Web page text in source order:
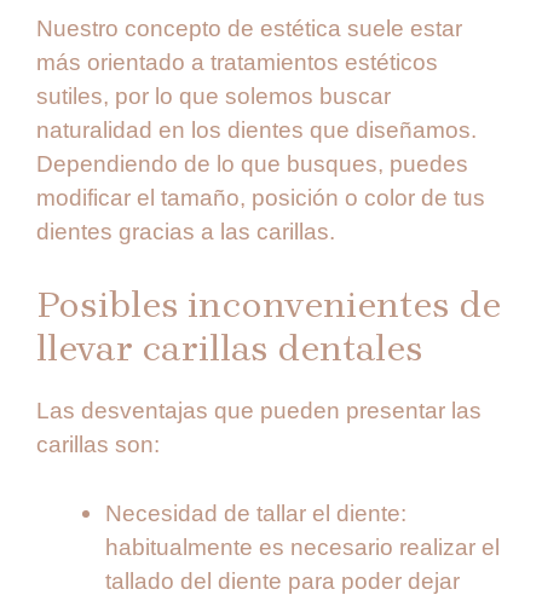
Nuestro concepto de estética suele estar
más orientado a tratamientos estéticos
sutiles, por lo que solemos buscar
naturalidad en los dientes que diseñamos.
Dependiendo de lo que busques, puedes
modificar el tamaño, posición o color de tus
dientes gracias a las carillas.
Posibles inconvenientes de
llevar carillas dentales
Las desventajas que pueden presentar las
carillas son:
Necesidad de tallar el diente:
habitualmente es necesario realizar el
tallado del diente para poder dejar